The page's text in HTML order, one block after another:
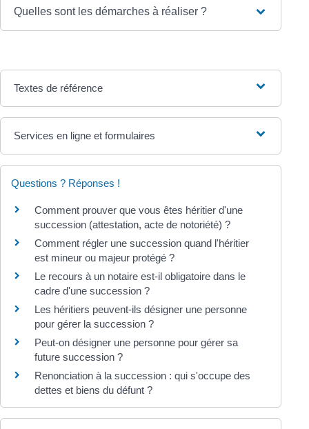
Quelles sont les démarches à réaliser ?
Textes de référence
Services en ligne et formulaires
Questions ? Réponses !
Comment prouver que vous êtes héritier d'une
succession (attestation, acte de notoriété) ?
Comment régler une succession quand l'héritier
est mineur ou majeur protégé ?
Le recours à un notaire est-il obligatoire dans le
cadre d'une succession ?
Les héritiers peuvent-ils désigner une personne
pour gérer la succession ?
Peut-on désigner une personne pour gérer sa
future succession ?
Renonciation à la succession : qui s'occupe des
dettes et biens du défunt ?